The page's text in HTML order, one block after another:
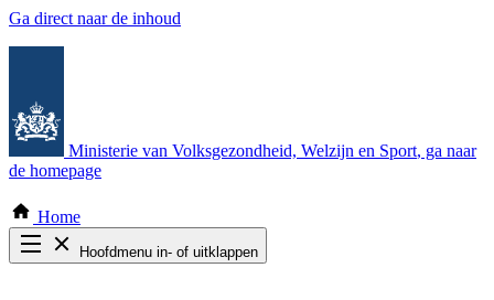
Ga direct naar de inhoud
Ministerie van Volksgezondheid, Welzijn en Sport, ga naar
de homepage
Home
Hoofdmenu in- of uitklappen